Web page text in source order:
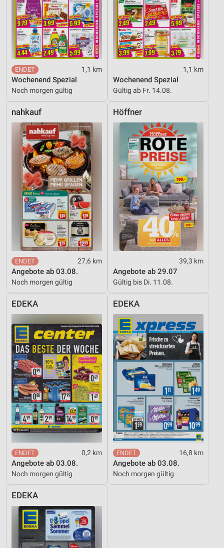
1,1 km
Wochenend Spezial
Noch morgen gültig
1,1 km
Wochenend Spezial
Gültig ab Fr. 14.08.
nahkauf
27,6 km
Angebote ab 03.08.
Noch morgen gültig
Höffner
39,3 km
Angebote ab 29.07
Gültig bis Di. 11.08.
EDEKA
0,2 km
Angebote ab 03.08.
Noch morgen gültig
EDEKA
16,8 km
Angebote ab 03.08.
Noch morgen gültig
EDEKA